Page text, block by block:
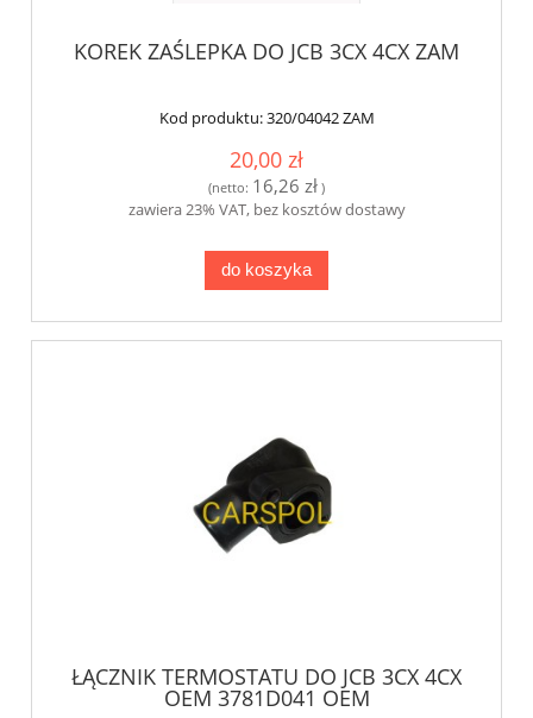
KOREK ZAŚLEPKA DO JCB 3CX 4CX ZAM
Kod produktu:320/04042 ZAM
20,00 zł
(netto: 16,26 zł )
zawiera 23% VAT, bez kosztów dostawy
do koszyka
ŁĄCZNIK TERMOSTATU DO JCB 3CX 4CX
OEM 3781D041 OEM